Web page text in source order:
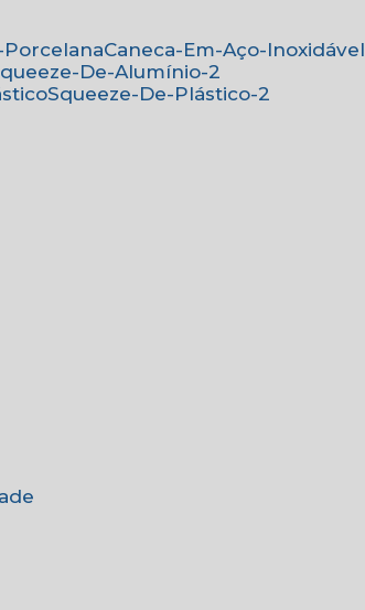
Porcelana
Caneca-Em-Aço-Inoxidável
Squeeze-De-Alumínio-2
Squeeze-De-Plástico-2